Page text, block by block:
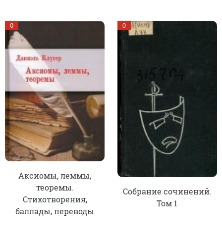
Аксиомы, леммы,
теоремы.
Стихотворения,
баллады, переводы
0
Собрание сочинений.
Том 1
0